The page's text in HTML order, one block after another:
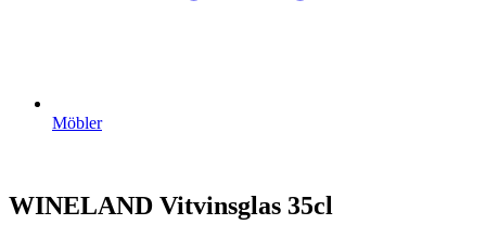
Möbler
WINELAND Vitvinsglas 35cl